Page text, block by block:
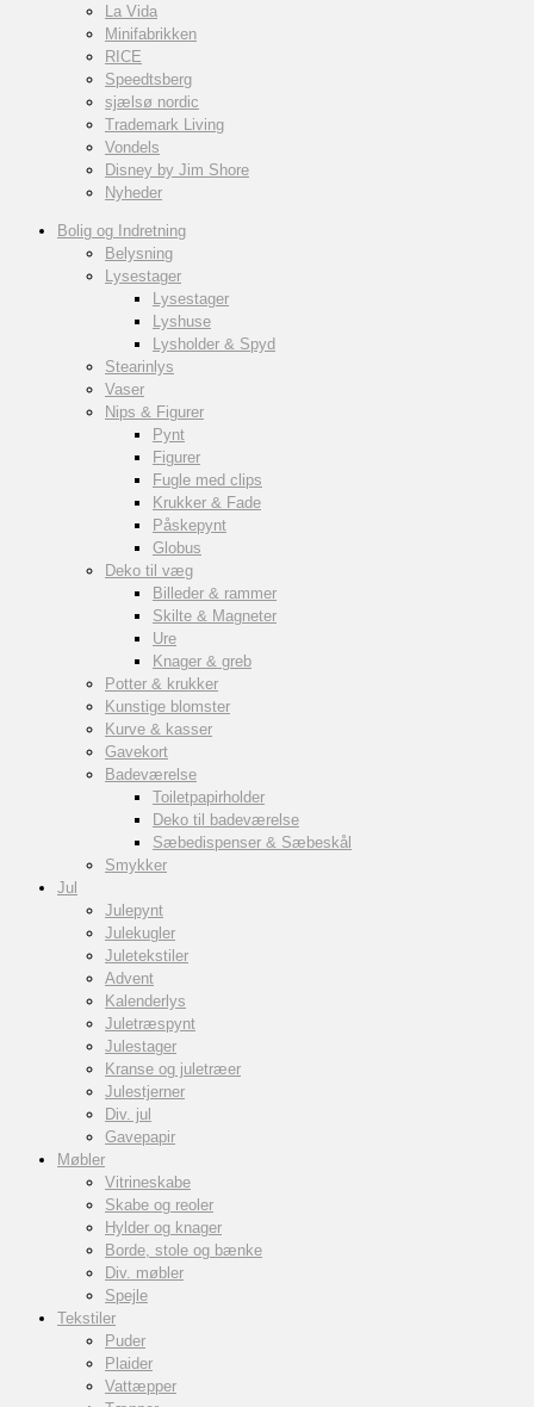
La Vida
Minifabrikken
RICE
Speedtsberg
sjælsø nordic
Trademark Living
Vondels
Disney by Jim Shore
Nyheder
Bolig og Indretning
Belysning
Lysestager
Lysestager
Lyshuse
Lysholder & Spyd
Stearinlys
Vaser
Nips & Figurer
Pynt
Figurer
Fugle med clips
Krukker & Fade
Påskepynt
Globus
Deko til væg
Billeder & rammer
Skilte & Magneter
Ure
Knager & greb
Potter & krukker
Kunstige blomster
Kurve & kasser
Gavekort
Badeværelse
Toiletpapirholder
Deko til badeværelse
Sæbedispenser & Sæbeskål
Smykker
Jul
Julepynt
Julekugler
Juletekstiler
Advent
Kalenderlys
Juletræspynt
Julestager
Kranse og juletræer
Julestjerner
Div. jul
Gavepapir
Møbler
Vitrineskabe
Skabe og reoler
Hylder og knager
Borde, stole og bænke
Div. møbler
Spejle
Tekstiler
Puder
Plaider
Vattæpper